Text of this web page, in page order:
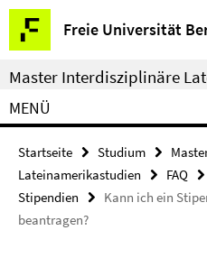
Springe
direkt
zu
Inhalt
Freie Universität
Service-
Navigation
Master Interdisziplinäre
MENÜ
Startseite Studium
Lateinamerikastudien
FAQ
Stipendien
Kann ich ein
beantragen?